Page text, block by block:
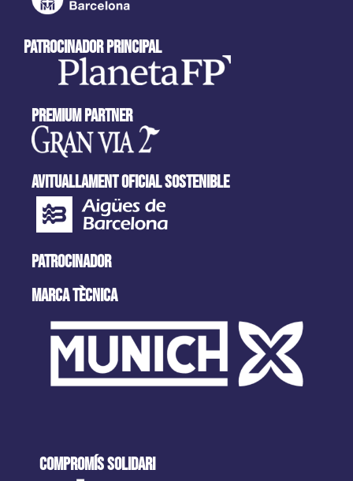
patrocinador principal
Premium partner
AVITUALLAMENT OFICIAL SOSTENIBLE
PATROCINADOR
MARCA tècnica
COMPROMÍS SOLIDARI